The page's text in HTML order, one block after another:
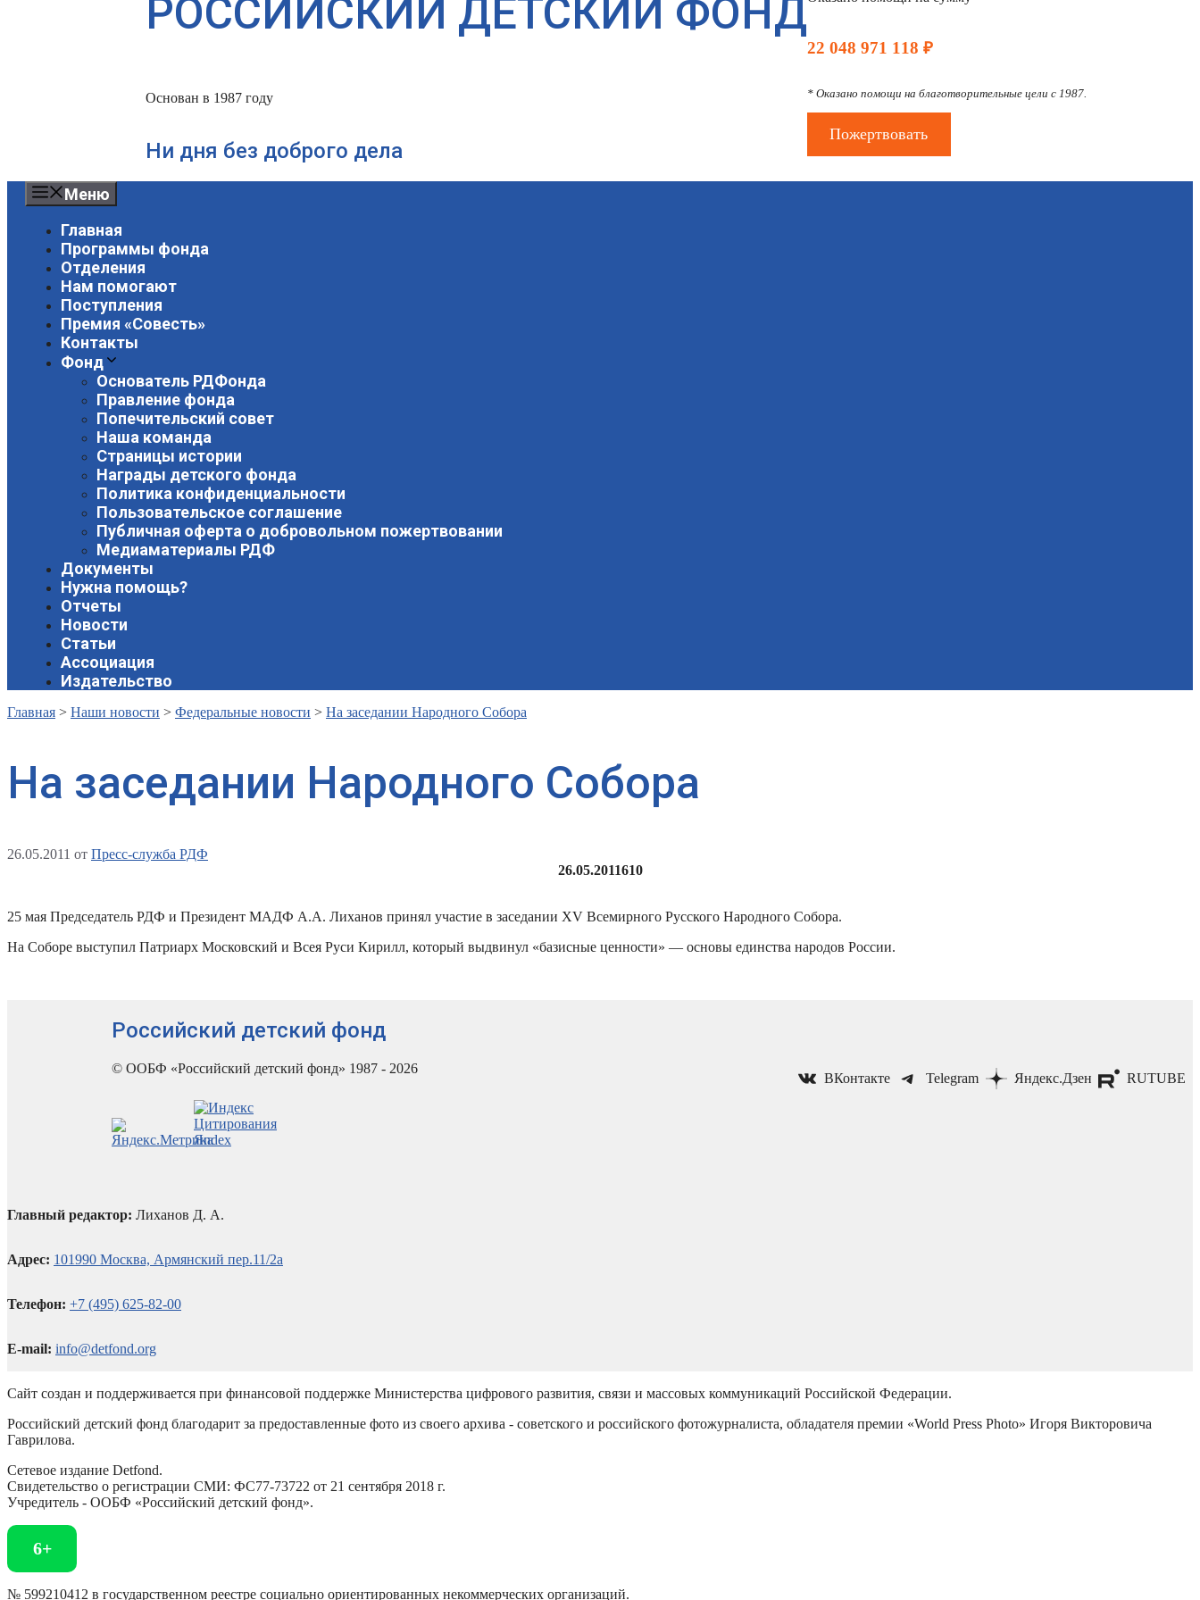
РОССИЙСКИЙ ДЕТСКИЙ ФОНД
Основан в 1987 году
Ни дня без доброго дела
22 048 971 118 ₽
* Оказано помощи на благотворительные цели с 1987.
Пожертвовать
Меню
Главная
Программы фонда
Отделения
Нам помогают
Поступления
Премия «Совесть»
Контакты
Фонд
Основатель РДФонда
Правление фонда
Попечительский совет
Наша команда
Страницы истории
Награды детского фонда
Политика конфиденциальности
Пользовательское соглашение
Публичная оферта о добровольном пожертвовании
Медиаматериалы РДФ
Документы
Нужна помощь?
Отчеты
Новости
Статьи
Ассоциация
Издательство
Главная > Наши новости > Федеральные новости > На заседании Народного Собора
На заседании Народного Собора
26.05.2011 от Пресс-служба РДФ
26.05.2011610
25 мая Председатель РДФ и Президент МАДФ А.А. Лиханов принял участие в заседании XV Всемирного Русского Народного Собора.
На Соборе выступил Патриарх Московский и Всея Руси Кирилл, который выдвинул «базисные ценности» — основы единства народов России.
Российский детский фонд
© ООБФ «Российский детский фонд» 1987 - 2026
ВКонтакте Telegram Яндекс.Дзен RUTUBE
Главный редактор: Лиханов Д. А.
Адрес: 101990 Москва, Армянский пер.11/2а
Телефон: +7 (495) 625-82-00
E-mail: info@detfond.org
Сайт создан и поддерживается при финансовой поддержке Министерства цифрового развития, связи и массовых коммуникаций Российской Федерации.
Российский детский фонд благодарит за предоставленные фото из своего архива - советского и российского фотожурналиста, обладателя премии «World Press Photo» Игоря Викторовича
Гаврилова.
Сетевое издание Detfond.
Свидетельство о регистрации СМИ: ФС77-73722 от 21 сентября 2018 г.
Учредитель - ООБФ «Российский детский фонд».
6+
№ 599210412 в государственном реестре социально ориентированных некоммерческих организаций.